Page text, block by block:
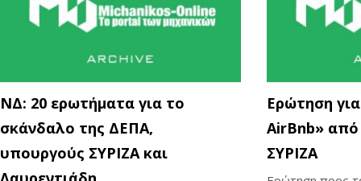
ΝΔ: 20 ερωτήματα για το
σκάνδαλο της ΔΕΠΑ,
υπουργούς ΣΥΡΙΖΑ και
Ερώτηση
AirBnb»
ΣΥΡΙΖΑ